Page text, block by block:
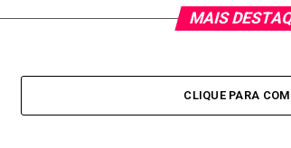
MAIS
CLIQUE PARA